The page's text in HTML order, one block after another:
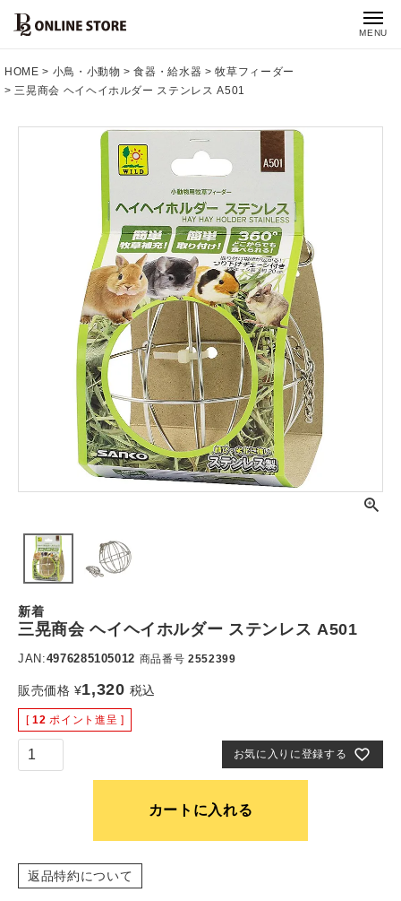
MENU
HOME 小鳥・小動物 食器・給水器
牧草フィーダー
三晃商会 ヘイヘイホルダー ステンレス A501
新着
三晃商会 ヘイヘイホルダー ステンレス A501
JAN:4976285105012 商品番号 2552399
販売価格 ¥1,320 税込
[ 12 ポイント進呈 ]
お気に入りに登録する
カートに入れる
返品特約について